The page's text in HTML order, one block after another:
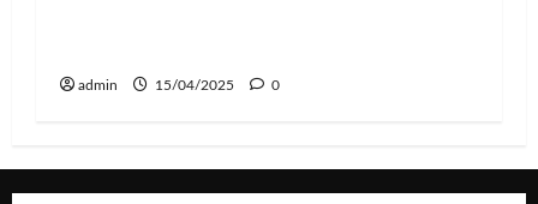
admin 15/04/2025 0